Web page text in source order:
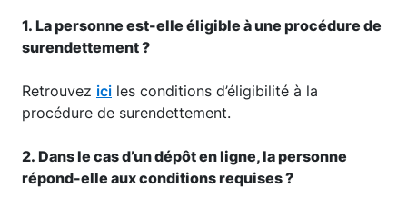
1. La personne est-elle éligible à une procédure de
surendettement ?
Retrouvez ici les conditions d’éligibilité à la
procédure de surendettement.
2. Dans le cas d’un dépôt en ligne, la personne
répond-elle aux conditions requises ?